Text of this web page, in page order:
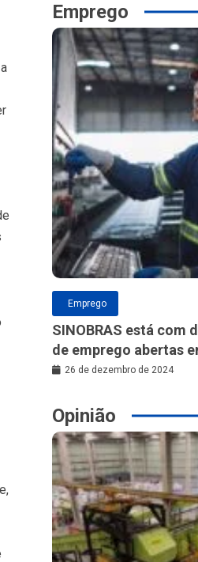
Emprego
Emprego
SINOBRAS está com
de emprego abertas
26 de dezembro de 2024
Opinião